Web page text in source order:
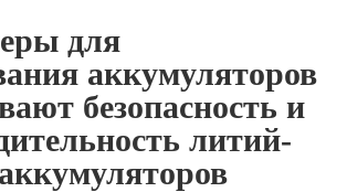
для
аккумуляторов
безопасность и
литий-